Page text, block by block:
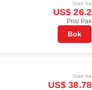
Start fra
US$ 26.2
Pris/ Pax
Bok
Start fra
US$ 38.78